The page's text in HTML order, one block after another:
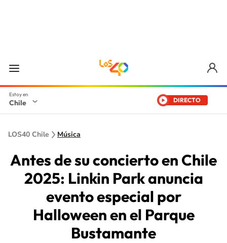
Chile DIRECTO
LOS40 Chile Música
Antes de su concierto en Chile
2025: Linkin Park anuncia
evento especial por
Halloween en el Parque
Bustamante